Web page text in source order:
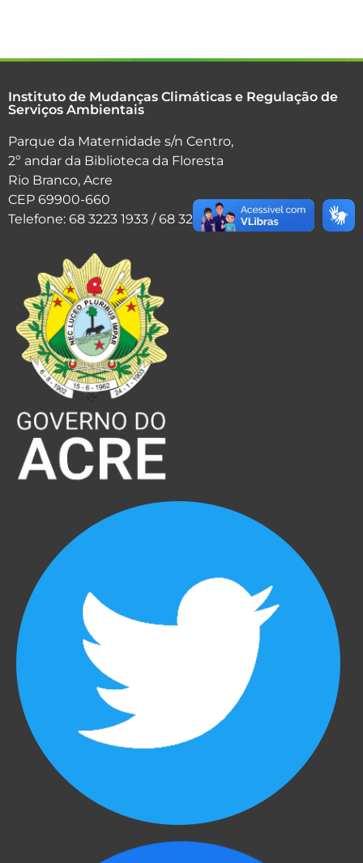
Instituto de Mudanças Climáticas e Regulação de
Serviços Ambientais
Parque da Maternidade s/n Centro,
2º andar da Biblioteca da Floresta
Rio Branco, Acre
CEP 69900-660
Telefone: 68 3223 1933 / 68 3223 9962